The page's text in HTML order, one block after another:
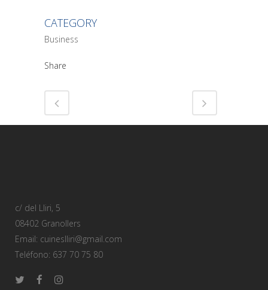
CATEGORY
Business
Share
c/ del Lliri, 5
08402 Granollers
Email: cuineslliri@gmail.com
Teléfono: 637 70 75 80